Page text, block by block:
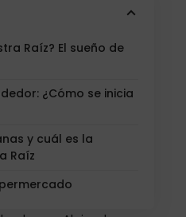
Raíz? El sueño de
¿Cómo se inicia
y cuál es la
Raíz